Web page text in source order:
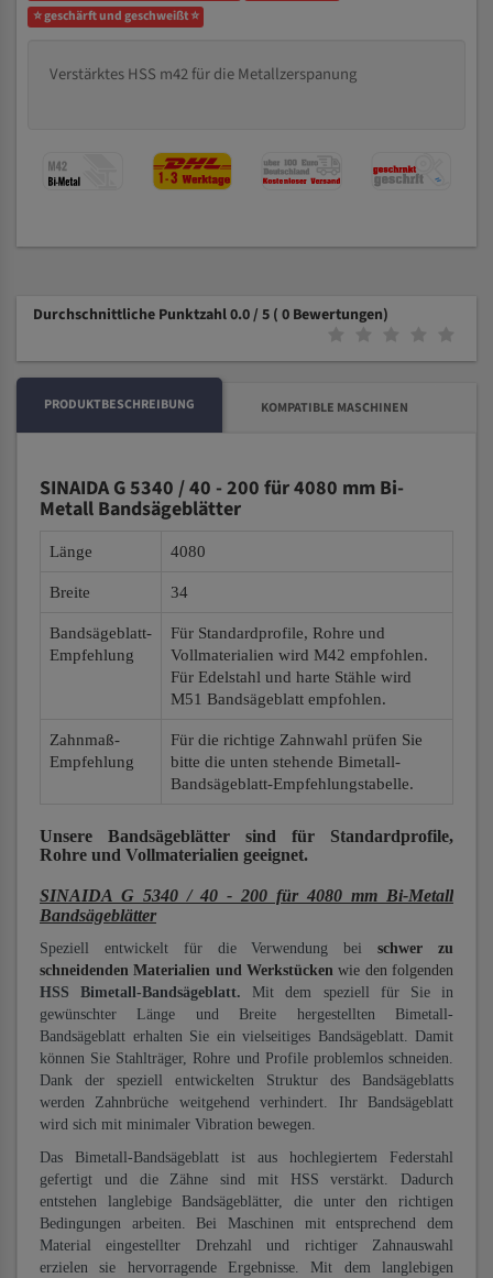
⭐ geschärft und geschweißt ⭐
Verstärktes HSS m42 für die Metallzerspanung
Durchschnittliche Punktzahl 0.0 / 5 ( 0 Bewertungen)
PRODUKTBESCHREIBUNG KOMPATIBLE MASCHINEN
SINAIDA G 5340 / 40 - 200 für 4080 mm Bi-
Metall Bandsägeblätter
Länge 4080
Breite 34
Bandsägeblatt-
Empfehlung
Für Standardprofile, Rohre und
Vollmaterialien wird M42 empfohlen.
Für Edelstahl und harte Stähle wird
M51 Bandsägeblatt empfohlen.
Zahnmaß-
Empfehlung
Für die richtige Zahnwahl prüfen Sie
bitte die unten stehende Bimetall-
Bandsägeblatt-Empfehlungstabelle.
Unsere Bandsägeblätter sind für Standardprofile,
Rohre und Vollmaterialien geeignet.
SINAIDA G 5340 / 40 - 200 für 4080 mm Bi-Metall
Bandsägeblätter
Speziell entwickelt für die Verwendung beischwer zu
schneidenden Materialien und Werkstücken wie den folgenden
HSS Bimetall-Bandsägeblatt. Mit dem speziell für Sie in
gewünschter Länge und Breite hergestellten Bimetall-
Bandsägeblatt erhalten Sie ein vielseitiges Bandsägeblatt. Damit
können Sie Stahlträger, Rohre und Profile problemlos schneiden.
Dank der speziell entwickelten Struktur des Bandsägeblatts
werden Zahnbrüche weitgehend verhindert. Ihr Bandsägeblatt
wird sich mit minimaler Vibration bewegen.
Das Bimetall-Bandsägeblatt ist aus hochlegiertem Federstahl
gefertigt und die Zähne sind mit HSS verstärkt. Dadurch
entstehen langlebige Bandsägeblätter, die unter den richtigen
Bedingungen arbeiten. Bei Maschinen mit entsprechend dem
Material eingestellter Drehzahl und richtiger Zahnauswahl
erzielen sie hervorragende Ergebnisse. Mit dem langlebigen